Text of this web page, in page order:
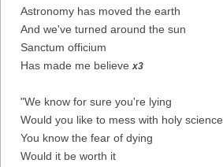
Astronomy has moved the earth
And we've turned around the sun
Sanctum officium
Has made me believe x3
"We know for sure you're lying
Would you like to mess with holy science
You know the fear of dying
Would it be worth it